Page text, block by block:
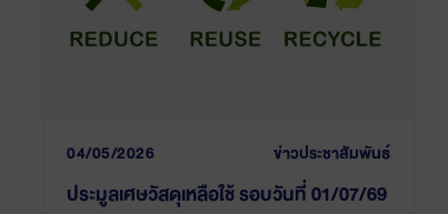
04/05/2026 ข่าวประชาสัมพันธ์
ประมูลเศษวัสดุเหลือใช้ รอบวันที่ 01/07/69